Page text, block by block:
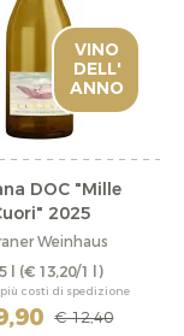
VINO
DELL'
ANNO
DOC "Mille
2025
Weinhaus
l (€ 13,20/1 l)
più costi di spedizione
€ 12,40